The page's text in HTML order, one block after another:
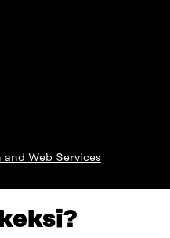
Web Services